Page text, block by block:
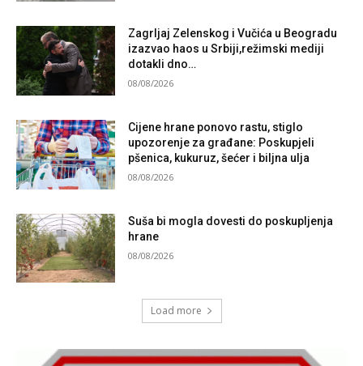
Zagrljaj Zelenskog i Vučića u Beogradu
izazvao haos u Srbiji,režimski mediji
dotakli dno…
08/08/2026
Cijene hrane ponovo rastu, stiglo
upozorenje za građane: Poskupjeli
pšenica, kukuruz, šećer i biljna ulja
08/08/2026
Suša bi mogla dovesti do poskupljenja
hrane
08/08/2026
Load more